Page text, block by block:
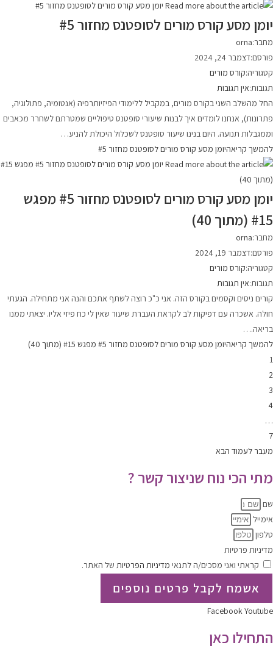
יומן מסע קורס מורים לסופטנס מחזור #5
מחבר:orna
פורסם:דצמבר 24, 2024
קטגוריה:קורס מורים
תגובות:אין תגובות
החל מהשלב השני בקורס מורים, במקביל ללימודי הפיזיותרפיה (אנטומיה, פתולוגיה,
פתרונות), אנחנו לומדים איך לבנות שיעורי סופטנס טיפוליים שמטרתם לשחרר מכאבים
וממגבלות תנועה. היום בנינו שיעור סופטנס לשכלול היכולת להניע…
להמשך קריאהיומן מסע קורס מורים לסופטנס מחזור #5
יומן מסע קורס מורים לסופטנס מחזור #5 מפגש
#15 (מתוך 40)
מחבר:orna
פורסם:דצמבר 19, 2024
קטגוריה:קורס מורים
תגובות:אין תגובות
קורים ניסים וקסמים בקורס הזה. אני כ"כ רוצה לשתף אתכם והנה אני מתחילה. הגעתי
חולה. אשכרה עם דפיקות לב לקראת העברת שיעור שאין לי כח פיזי אליו. יצאתי ממנו
בריאה.…
להמשך קריאהיומן מסע קורס מורים לסופטנס מחזור #5 מפגש #15 (מתוך 40)
1
2
3
4
…
7
מעבר לעמוד הבא
מתי הכי נוח שניצור קשר ?
שם
אימייל
טלפון
מדיניות פרטיות
קראתי ואני מסכים/ה לתנאי מדיניות הפרטיות של האתר.
אשמח לקבל פרטים נוספים
FacebookYoutube
התחילו כאן